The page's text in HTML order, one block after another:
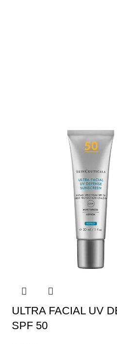
ULTRA FACIAL UV
SPF 50